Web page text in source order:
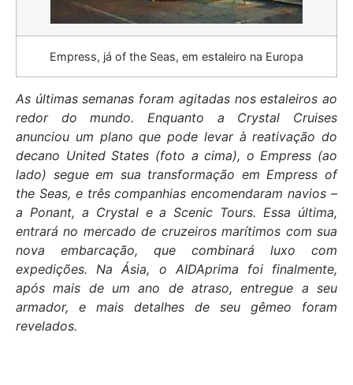
Empress, já of the Seas, em estaleiro na Europa
As últimas semanas foram agitadas nos estaleiros ao
redor do mundo. Enquanto a Crystal Cruises
anunciou um plano que pode levar à reativação do
decano United States (foto a cima), o Empress (ao
lado) segue em sua transformação em Empress of
the Seas, e três companhias encomendaram navios –
a Ponant, a Crystal e a Scenic Tours. Essa última,
entrará no mercado de cruzeiros marítimos com sua
nova embarcação, que combinará luxo com
expedições. Na Ásia, o AIDAprima foi finalmente,
após mais de um ano de atraso, entregue a seu
armador, e mais detalhes de seu gêmeo foram
revelados.